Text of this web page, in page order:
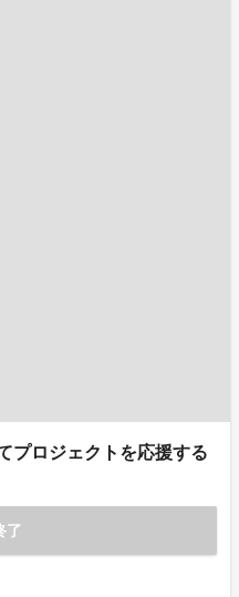
プロジェクトを応援する
了